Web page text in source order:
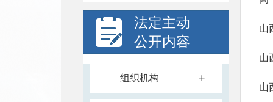
法定主动
公开内容
组织机构 +